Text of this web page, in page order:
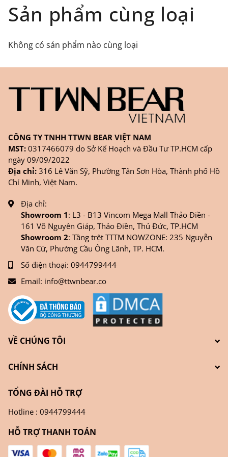
Đối tượng áp dụng: Khách hàng đặt
hàng ONLINE trên trangWEBSITE/
FANPAGE/ZALO/
Thời gian nhận hàng: Đối với đơn hàng Online tại
TPHCM, sản phẩm sẽ được giao sớm nhất là 1
ngày sau khi đặt.
Sản phẩm cùng loại
Không có sản phẩm nào cùng loại
CÔNG TY TNHH TTWN BEAR VIỆT NAM
MST: 0317466079 do Sở Kế Hoạch và Đầu Tư TP.HCM cấp
ngày 09/09/2022
Địa chỉ: 316 Lê Văn Sỹ, Phường Tân Sơn Hòa, Thành phố Hồ
Chí Minh, Việt Nam.
Địa chỉ:
Showroom 1: L3 - B13 Vincom Mega Mall Thảo Điền -
161 Võ Nguyên Giáp, Thảo Điền, Thủ Đức, TP.HCM
Showroom 2: Tầng trệt TTTM NOWZONE: 235 Nguyễn
Văn Cừ, Phường Cầu Ông Lãnh, TP. HCM.
Số điện thoại: 0944799444
Email: info@ttwnbear.co
VỀ CHÚNG TÔI
CHÍNH SÁCH
TỔNG ĐÀI HỖ TRỢ
Hotline : 0944799444
HỖ TRỢ THANH TOÁN